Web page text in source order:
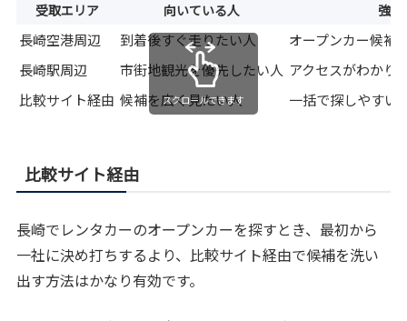
受取エリア 向いている人 強み
長崎空港周辺 到着後すぐ走りたい人
オープンカー候補
長崎駅周辺
市街地観光を優先したい人 アクセスがわかり
比較サイト経由 候補を広く見たい人 一括で探しやすい
スクロールできます
比較サイト経由
長崎でレンタカーのオープンカーを探すとき、最初から
一社に決め打ちするより、比較サイト経由で候補を洗い
出す方法はかなり有効です。